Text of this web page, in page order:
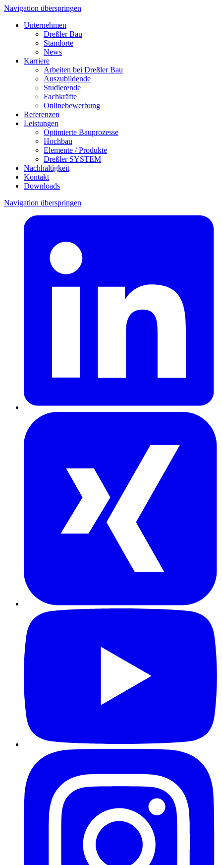
Navigation überspringen
Unternehmen
Dreßler Bau
Standorte
News
Karriere
Arbeiten bei Dreßler Bau
Auszubildende
Studierende
Fachkräfte
Onlinebewerbung
Referenzen
Leistungen
Optimierte Bauprozesse
Hochbau
Elemente / Produkte
Dreßler SYSTEM
Nachhaltigkeit
Kontakt
Downloads
Navigation überspringen